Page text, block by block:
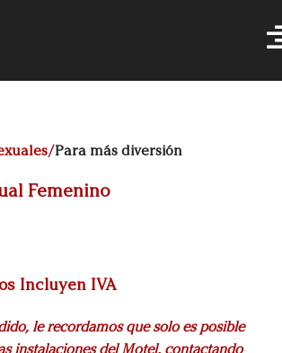
Para más diversión
Femenino
Incluyen IVA
le recordamos que solo es posible
instalaciones del Motel, contactando